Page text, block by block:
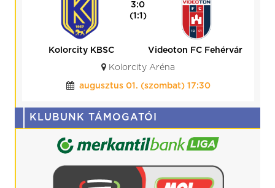
0:0
(0:0)
BVSC-Zugló
Kolorcity KBSC
Budapest, BVSC Stadion
július 25. (szombat) 19:00
KLUBUNK TÁMOGATÓI